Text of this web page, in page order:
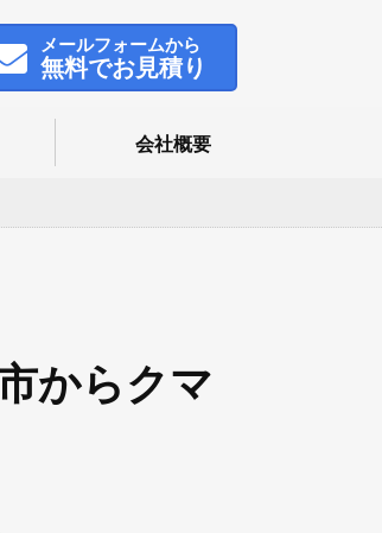
メールフォームから
無料でお見積り
会社概要
からクマ